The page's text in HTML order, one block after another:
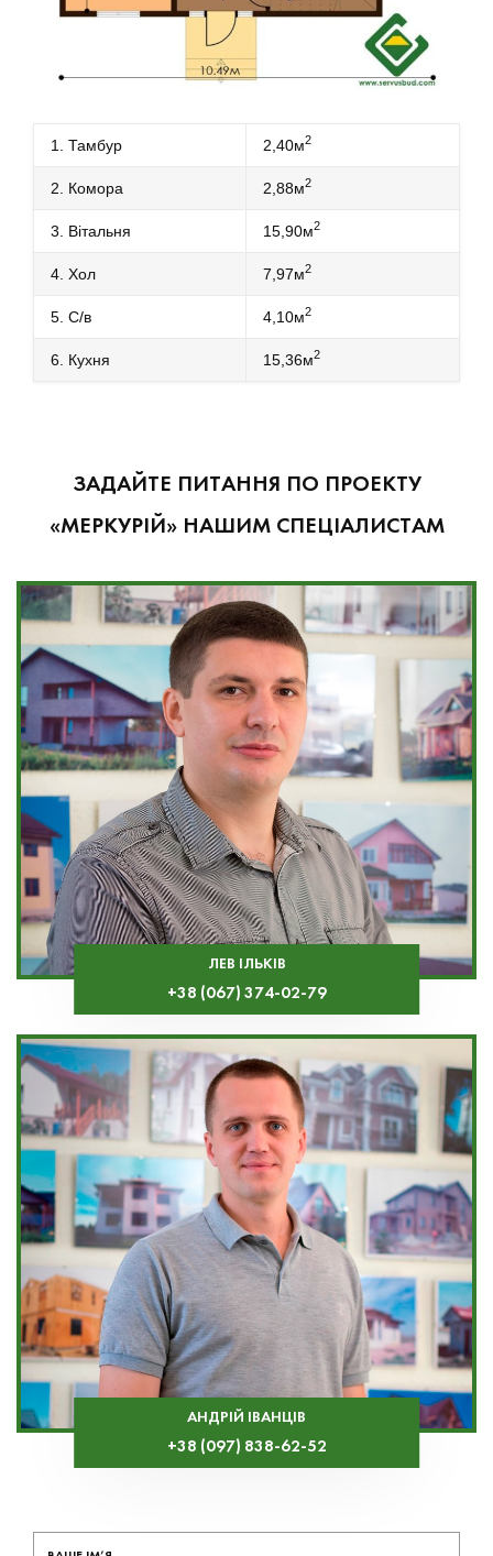
1. Тамбур 2,40м2
2. Комора 2,88м2
3. Вітальня 15,90м2
4. Хол 7,97м2
5. С/в 4,10м2
6. Кухня 15,36м2
ЗАДАЙТЕ ПИТАННЯ ПО ПРОЕКТУ
«МЕРКУРІЙ» НАШИМ СПЕЦІАЛИСТАМ
ЛЕВ ІЛЬКІВ
+38 (067) 374-02-79
АНДРІЙ ІВАНЦІВ
+38 (097) 838-62-52